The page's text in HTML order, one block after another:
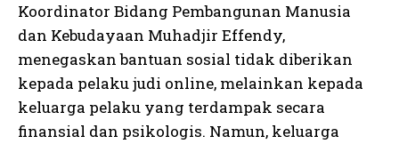
Koordinator Bidang Pembangunan Manusia
dan Kebudayaan Muhadjir Effendy,
menegaskan bantuan sosial tidak diberikan
kepada pelaku judi online, melainkan kepada
keluarga pelaku yang terdampak secara
finansial dan psikologis. Namun, keluarga